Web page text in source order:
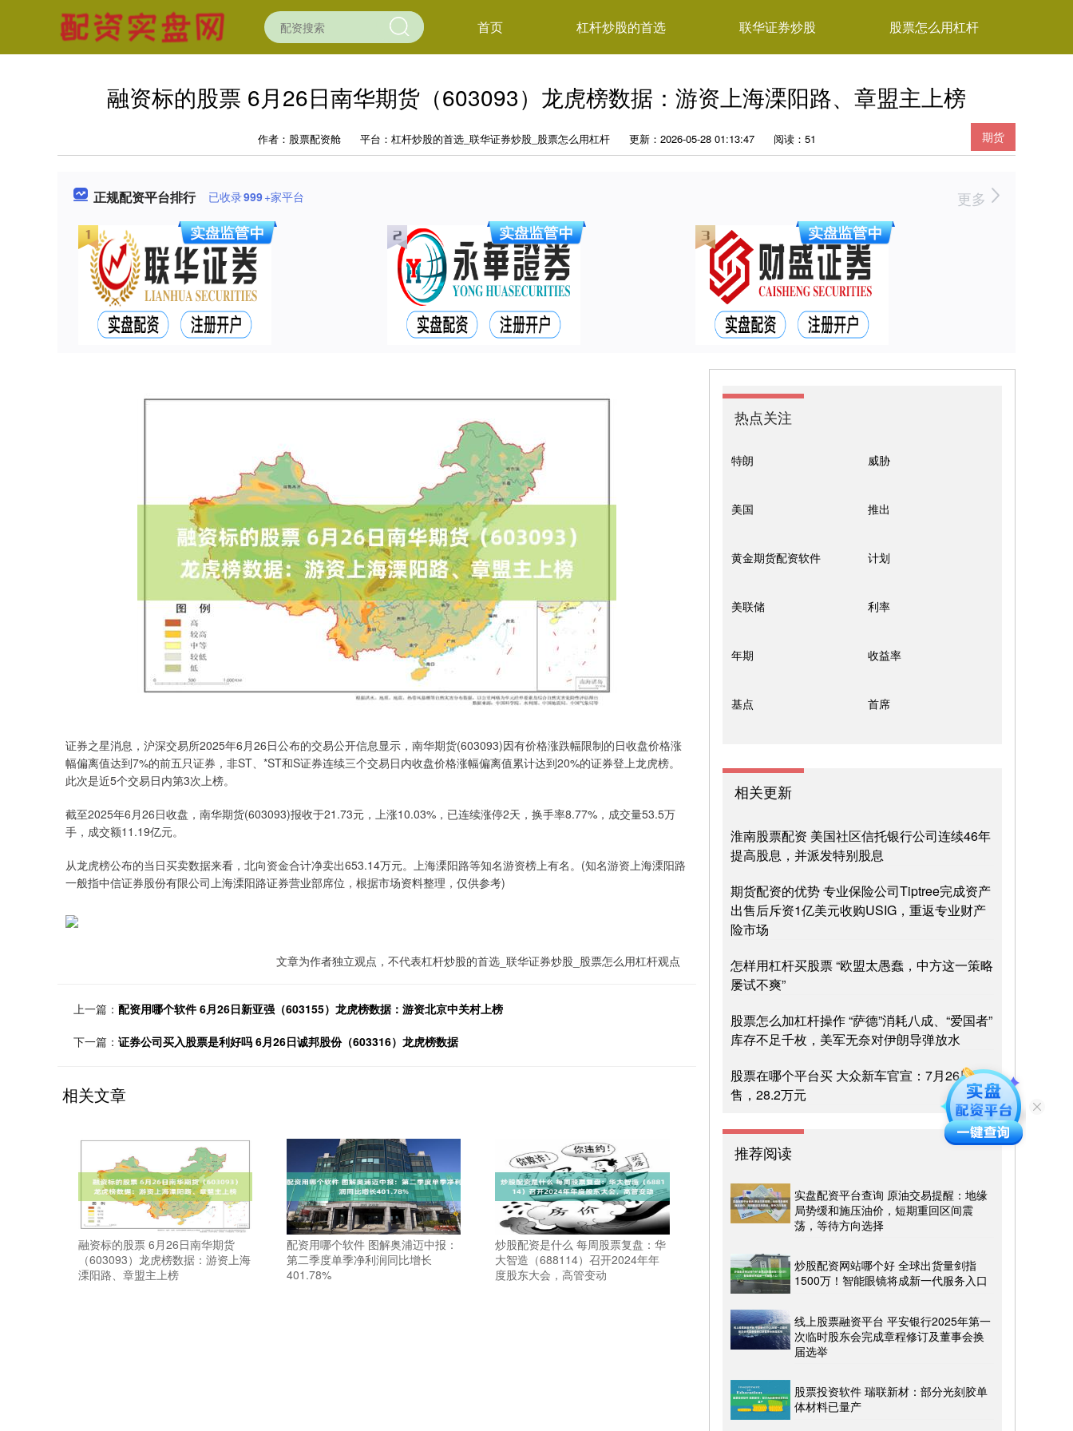
首页 杠杆炒股的首选 联华证券炒股 股票怎么用杠杆
融资标的股票 6月26日南华期货（603093）龙虎榜数据：游资上海溧阳路、章盟主上榜
期货
作者：股票配资舱 平台：杠杆炒股的首选_联华证券炒股_股票怎么用杠杆 更新：2026-05-28 01:13:47 阅读：51
正规配资平台排行 已收录999+家平台 更多
证券之星消息，沪深交易所2025年6月26日公布的交易公开信息显示，南华期货(603093)因有价格涨跌幅限制的日收盘价格涨
幅偏离值达到7%的前五只证券，非ST、*ST和S证券连续三个交易日内收盘价格涨幅偏离值累计达到20%的证券登上龙虎榜。
此次是近5个交易日内第3次上榜。
截至2025年6月26日收盘，南华期货(603093)报收于21.73元，上涨10.03%，已连续涨停2天，换手率8.77%，成交量53.5万
手，成交额11.19亿元。
从龙虎榜公布的当日买卖数据来看，北向资金合计净卖出653.14万元。上海溧阳路等知名游资榜上有名。(知名游资上海溧阳路
一般指中信证券股份有限公司上海溧阳路证券营业部席位，根据市场资料整理，仅供参考)
文章为作者独立观点，不代表杠杆炒股的首选_联华证券炒股_股票怎么用杠杆观点
上一篇： 配资用哪个软件 6月26日新亚强（603155）龙虎榜数据：游资北京中关村上榜
下一篇： 证券公司买入股票是利好吗 6月26日诚邦股份（603316）龙虎榜数据
相关文章
融资标的股票 6月26日南华期货
（603093）龙虎榜数据：游资上海
溧阳路、章盟主上榜
配资用哪个软件 图解奥浦迈中报：
第二季度单季净利润同比增长
401.78%
炒股配资是什么 每周股票复盘：华
大智造（688114）召开2024年年
度股东大会，高管变动
热点关注
特朗 威胁
美国 推出
黄金期货配资软件 计划
美联储 利率
年期 收益率
基点 首席
相关更新
淮南股票配资 美国社区信托银行公司连续46年
提高股息，并派发特别股息
期货配资的优势 专业保险公司Tiptree完成资产
出售后斥资1亿美元收购USIG，重返专业财产
险市场
怎样用杠杆买股票 “欧盟太愚蠢，中方这一策略
屡试不爽”
股票怎么加杠杆操作 “萨德”消耗八成、“爱国者”
库存不足千枚，美军无奈对伊朗导弹放水
股票在哪个平台买 大众新车官宣：7月26日开
售，28.2万元
推荐阅读
实盘配资平台查询 原油交易提醒：地缘
局势缓和施压油价，短期重回区间震
荡，等待方向选择
炒股配资网站哪个好 全球出货量剑指
1500万！智能眼镜将成新一代服务入口
线上股票融资平台 平安银行2025年第一
次临时股东会完成章程修订及董事会换
届选举
股票投资软件 瑞联新材：部分光刻胶单
体材料已量产